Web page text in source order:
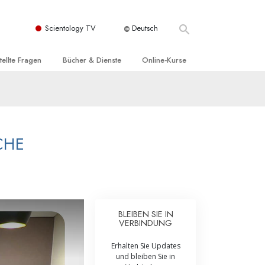
Scientology TV Deutsch
Fragen
der Scientology
Bücher & Dienste Online-Kurse
Integrität und Ehrlichkeit
Ehe
BLEIBEN SIE IN
VERBINDUNG
Erhalten Sie Updates
und bleiben Sie in